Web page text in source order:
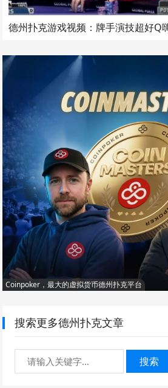
德州扑克游戏视频：牌手演技超好Q
Coinpoker，最大的虚拟货币德州扑克平台
搜索更多德州扑克文章
搜索